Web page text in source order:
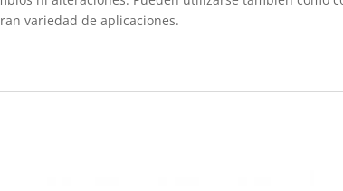
variedad de aplicaciones.